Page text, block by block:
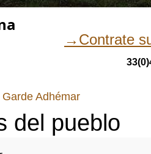
→Contrate
Garde Adhémar
del pueblo